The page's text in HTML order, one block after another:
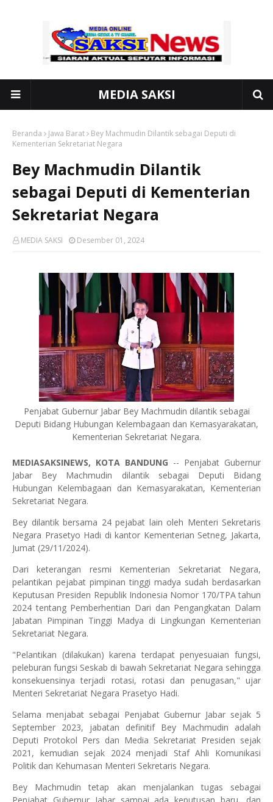
MEDIA SAKSI
Beranda Jawa Barat
Bey Machmudin Dilantik sebagai Deputi di
Kementerian Sekretariat Negara
Bey Machmudin Dilantik
sebagai Deputi di Kementerian
Sekretariat Negara
MEDIA SAKSI Desember 01, 2024
Penjabat Gubernur Jabar Bey Machmudin dilantik sebagai
Deputi Bidang Hubungan Kelembagaan dan Kemasyarakatan,
Kementerian Sekretariat Negara.
MEDIASAKSINEWS, KOTA BANDUNG -- Penjabat Gubernur
Jabar Bey Machmudin dilantik sebagai Deputi Bidang
Hubungan Kelembagaan dan Kemasyarakatan, Kementerian
Sekretariat Negara.
Bey dilantik bersama 24 pejabat lain oleh Menteri Sekretaris
Negara Prasetyo Hadi di kantor Kementerian Setneg, Jakarta,
Jumat (29/11/2024).
Dari keterangan resmi Kementerian Sekretariat Negara,
pelantikan pejabat pimpinan tinggi madya sudah berdasarkan
Keputusan Presiden Republik Indonesia Nomor 170/TPA tahun
2024 tentang Pemberhentian Dari dan Pengangkatan Dalam
Jabatan Pimpinan Tinggi Madya di Lingkungan Kementerian
Sekretariat Negara.
"Pelantikan (dilakukan) karena terdapat penyesuaian fungsi,
peleburan fungsi Seskab di bawah Sekretariat Negara sehingga
konsekuensinya terjadi rotasi, rotasi dan penugasan," ujar
Menteri Sekretariat Negara Prasetyo Hadi.
Selama menjabat sebagai Penjabat Gubernur Jabar sejak 5
September 2023, jabatan definitif Bey Machmudin adalah
Deputi Protokol Pers dan Media Sekretariat Presiden sejak
2021, kemudian sejak 2024 menjadi Staf Ahli Komunikasi
Politik dan Kehumasan Menteri Sekretaris Negara.
Bey Machmudin tetap akan menjalankan tugas sebagai